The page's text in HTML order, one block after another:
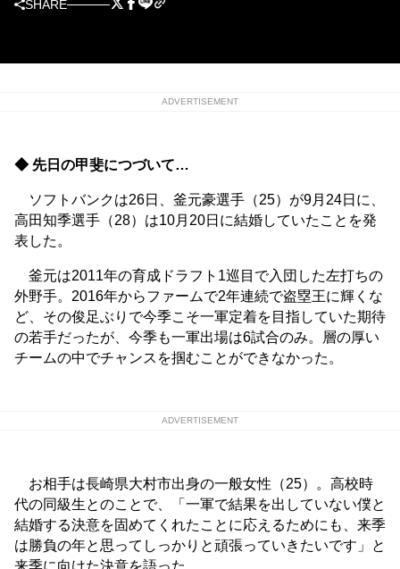
SHARE
ADVERTISEMENT
◆ 先日の甲斐につづいて…
ソフトバンクは26日、釜元豪選手（25）が9月24日に、
高田知季選手（28）は10月20日に結婚していたことを発
表した。
釜元は2011年の育成ドラフト1巡目で入団した左打ちの
外野手。2016年からファームで2年連続で盗塁王に輝くな
ど、その俊足ぶりで今季こそ一軍定着を目指していた期待
の若手だったが、今季も一軍出場は6試合のみ。層の厚い
チームの中でチャンスを掴むことができなかった。
ADVERTISEMENT
お相手は長崎県大村市出身の一般女性（25）。高校時
代の同級生とのことで、「一軍で結果を出していない僕と
結婚する決意を固めてくれたことに応えるためにも、来季
は勝負の年と思ってしっかりと頑張っていきたいです」と
来季に向けた決意を語った。